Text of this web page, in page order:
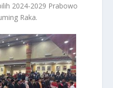
2024-2029 Prabowo
Raka.